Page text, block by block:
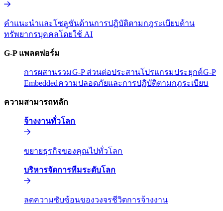
คำแนะนำและโซลูชันด้านการปฏิบัติตามกฎระเบียบด้าน
ทรัพยากรบุคคลโดยใช้ AI​​
G-P แพลตฟอร์ม​​
การผสานรวม​​G-P ส่วนต่อประสานโปรแกรมประยุกต์​​G-P
Embedded​​ความปลอดภัยและการปฏิบัติตามกฎระเบียบ​​
ความสามารถหลัก​​
จ้างงานทั่วโลก​​
ขยายธุรกิจของคุณไปทั่วโลก​​
บริหารจัดการทีมระดับโลก​​
ลดความซับซ้อนของวงจรชีวิตการจ้างงาน​​